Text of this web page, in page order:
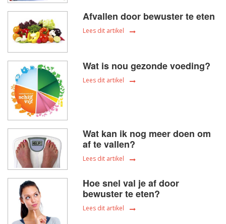
Afvallen door bewuster te eten
Lees dit artikel
Wat is nou gezonde voeding?
Lees dit artikel
Wat kan ik nog meer doen om
af te vallen?
Lees dit artikel
Hoe snel val je af door
bewuster te eten?
Lees dit artikel